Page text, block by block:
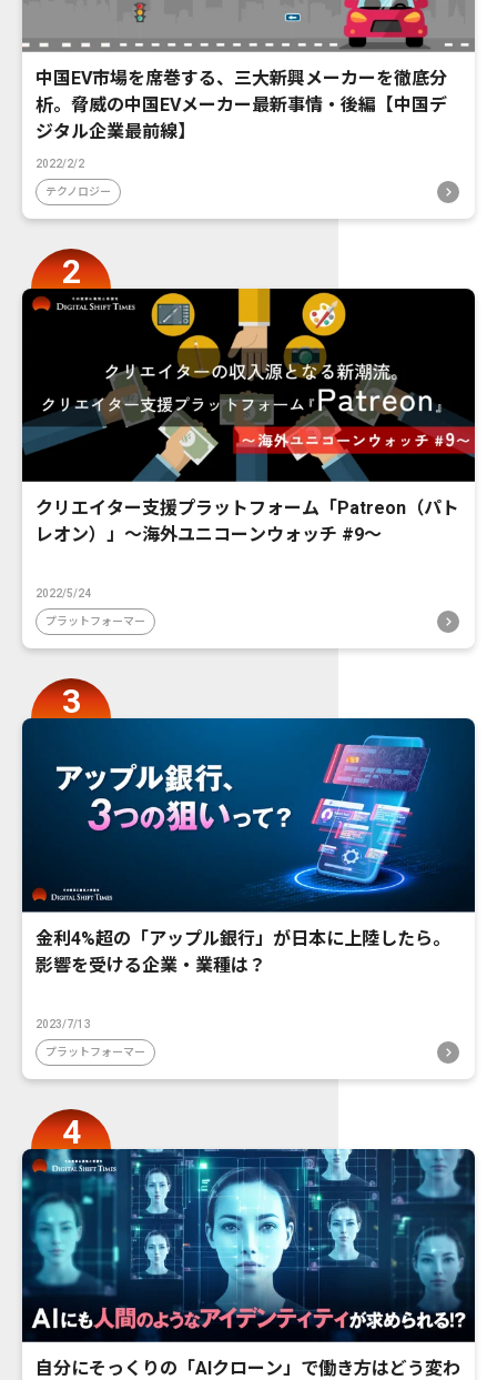
中国EV市場を席巻する、三大新興メーカーを徹底分
析。脅威の中国EVメーカー最新事情・後編【中国デ
ジタル企業最前線】
2022/2/2
テクノロジー
クリエイター支援プラットフォーム「Patreon（パト
レオン）」〜海外ユニコーンウォッチ #9〜
2022/5/24
プラットフォーマー
金利4%超の「アップル銀行」が日本に上陸したら。
影響を受ける企業・業種は？
2023/7/13
プラットフォーマー
自分にそっくりの「AIクローン」で働き方はどう変わ